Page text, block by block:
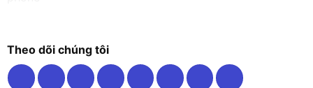
Theo dõi chúng tôi